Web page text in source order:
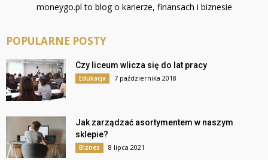
moneygo.pl to blog o karierze, finansach i biznesie
POPULARNE POSTY
Czy liceum wlicza się do lat pracy
Edukacja 7 października 2018
Jak zarządzać asortymentem w naszym
sklepie?
Biznes 8 lipca 2021